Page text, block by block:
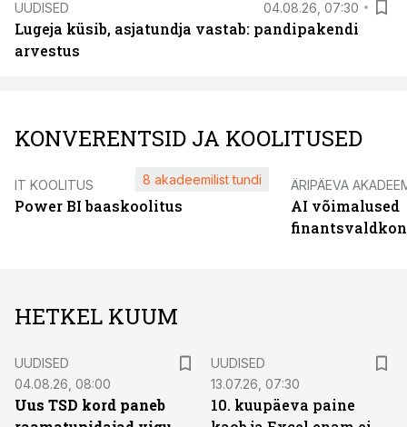
UUDISED 04.08.26, 07:30
Lugeja küsib, asjatundja vastab: pandipakendi
arvestus
KONVERENTSID JA KOOLITUSED
IT KOOLITUS
Power BI baaskoolitus
8 akadeemilist tundi ÄRIPÄEVA
AI võimalused
HETKEL KUUM
UUDISED
04.08.26, 08:00
Uus TSD kord paneb
UUDISED
13.07.26, 07:30
10. kuupäeva paine